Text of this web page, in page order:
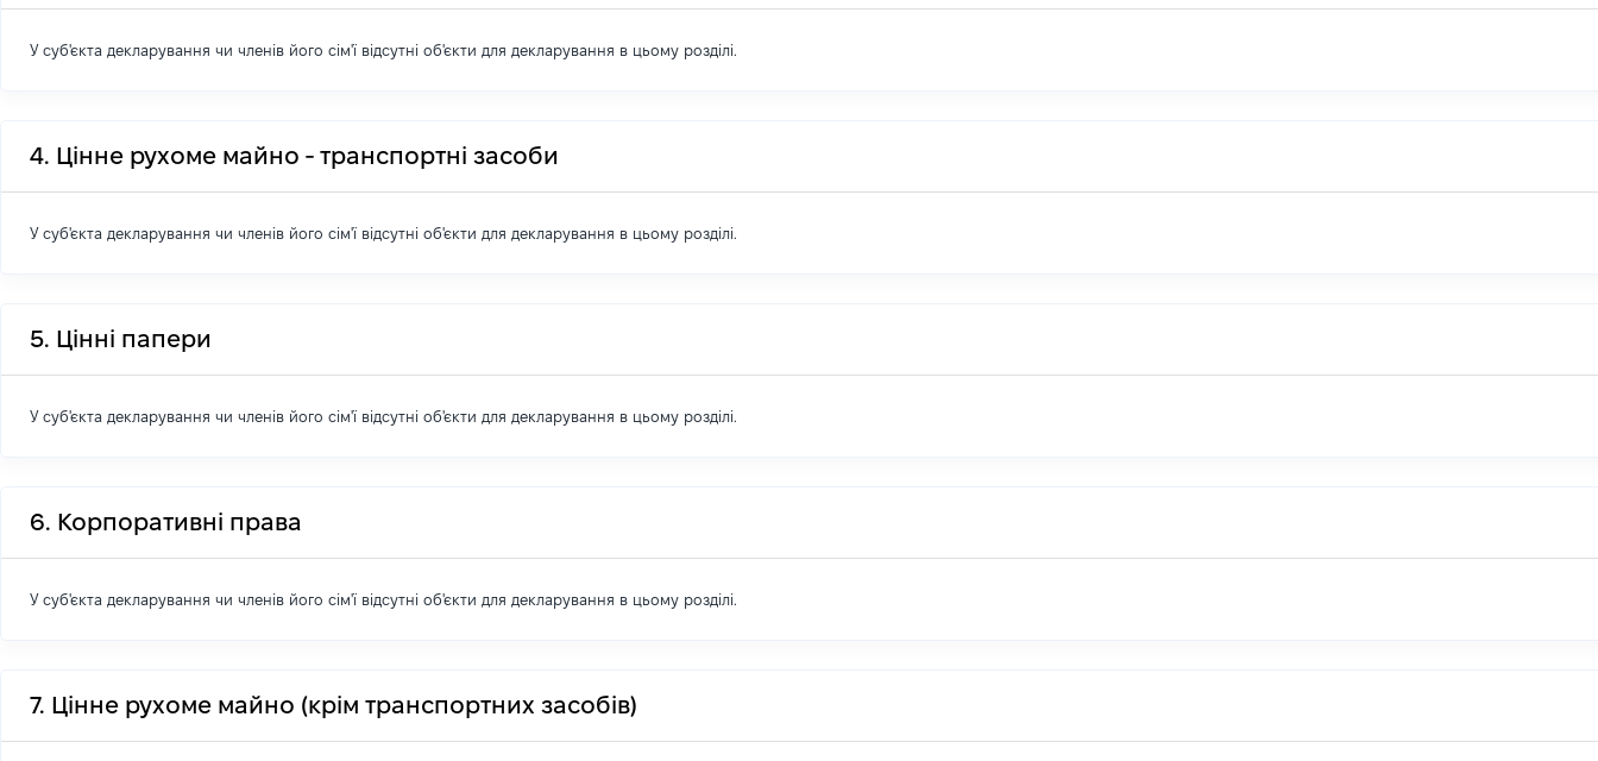
У суб'єкта декларування чи членів його сім'ї відсутні об'єкти для декларування в цьому розділі.
4. Цінне рухоме майно - транспортні засоби
У суб'єкта декларування чи членів його сім'ї відсутні об'єкти для декларування в цьому розділі.
5. Цінні папери
У суб'єкта декларування чи членів його сім'ї відсутні об'єкти для декларування в цьому розділі.
6. Корпоративні права
У суб'єкта декларування чи членів його сім'ї відсутні об'єкти для декларування в цьому розділі.
7. Цінне рухоме майно (крім транспортних засобів)